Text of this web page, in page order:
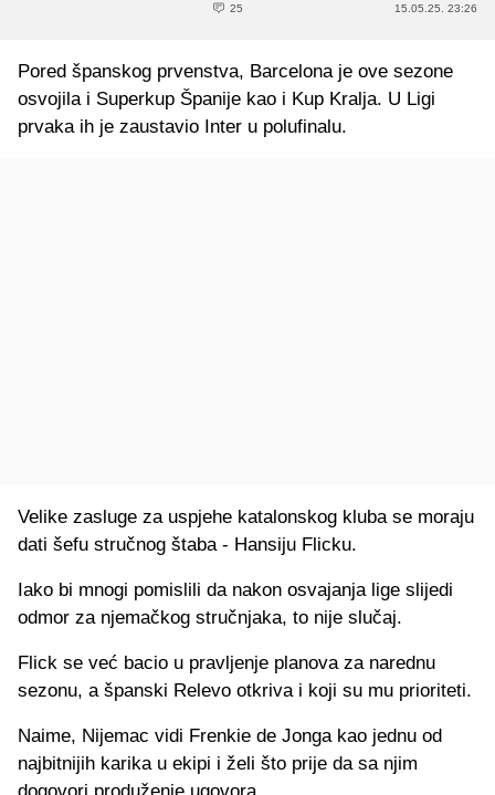
25 15.05.25. 23:26
Pored španskog prvenstva, Barcelona je ove sezone
osvojila i Superkup Španije kao i Kup Kralja. U Ligi
prvaka ih je zaustavio Inter u polufinalu.
Velike zasluge za uspjehe katalonskog kluba se moraju
dati šefu stručnog štaba - Hansiju Flicku.
Iako bi mnogi pomislili da nakon osvajanja lige slijedi
odmor za njemačkog stručnjaka, to nije slučaj.
Flick se već bacio u pravljenje planova za narednu
sezonu, a španski Relevo otkriva i koji su mu prioriteti.
Naime, Nijemac vidi Frenkie de Jonga kao jednu od
najbitnijih karika u ekipi i želi što prije da sa njim
dogovori produženje ugovora.